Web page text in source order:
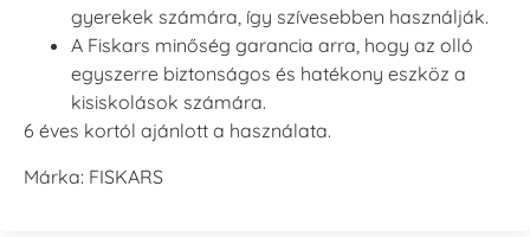
gyerekek számára, így szívesebben használják.
A Fiskars minőség garancia arra, hogy az olló
egyszerre biztonságos és hatékony eszköz a
kisiskolások számára.
6 éves kortól ajánlott a használata.
Márka: FISKARS